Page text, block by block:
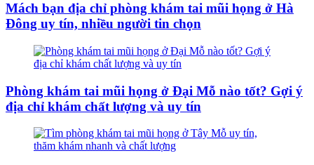
Mách bạn địa chỉ phòng khám tai mũi họng ở Hà
Đông uy tín, nhiều người tin chọn
Phòng khám tai mũi họng ở Đại Mỗ nào tốt? Gợi ý
địa chỉ khám chất lượng và uy tín